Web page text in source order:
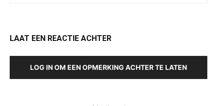
LAAT EEN REACTIE ACHTER
LOG IN OM EEN OPMERKING ACHTER TE LATEN